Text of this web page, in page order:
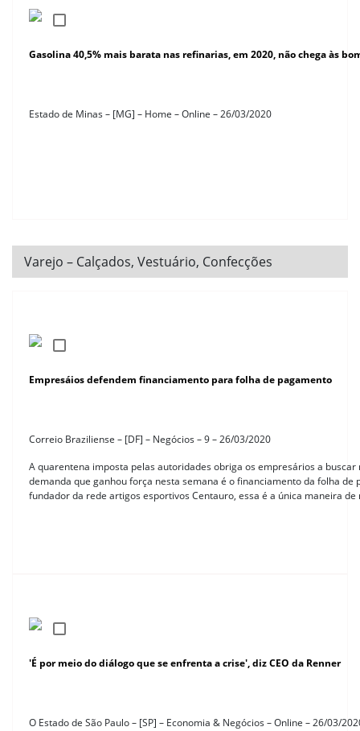
Gasolina 40,5% mais barata nas refinarias, em 2020, não chega às
Estado de Minas – [MG] – Home – Online – 26/03/2020
Varejo – Calçados, Vestuário, Confecções
Empresáios defendem financiamento para folha de pagamento
Correio Braziliense – [DF] – Negócios – 9 – 26/03/2020
A quarentena imposta pelas autoridades obriga os empresários a
demanda que ganhou força nesta semana é o financiamento da folha de
fundador da rede artigos esportivos Centauro, essa é a única maneira
'É por meio do diálogo que se enfrenta a crise', diz CEO da Renner
O Estado de São Paulo – [SP] – Economia & Negócios – Online – 26/03/